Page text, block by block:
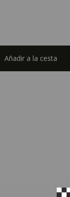
Añadir a la cesta